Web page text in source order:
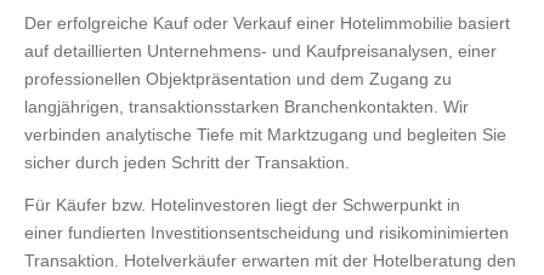
Der erfolgreiche Kauf oder Verkauf einer Hotelimmobilie basiert
auf detaillierten Unternehmens‑ und Kaufpreisanalysen, einer
professionellen Objektpräsentation und dem Zugang zu
langjährigen, transaktionsstarken Branchenkontakten. Wir
verbinden analytische Tiefe mit Marktzugang und begleiten Sie
sicher durch jeden Schritt der Transaktion.
Für Käufer bzw. Hotelinvestoren liegt der Schwerpunkt in
einer fundierten Investitionsentscheidung und risikominimierten
Transaktion. Hotelverkäufer erwarten mit der Hotelberatung den